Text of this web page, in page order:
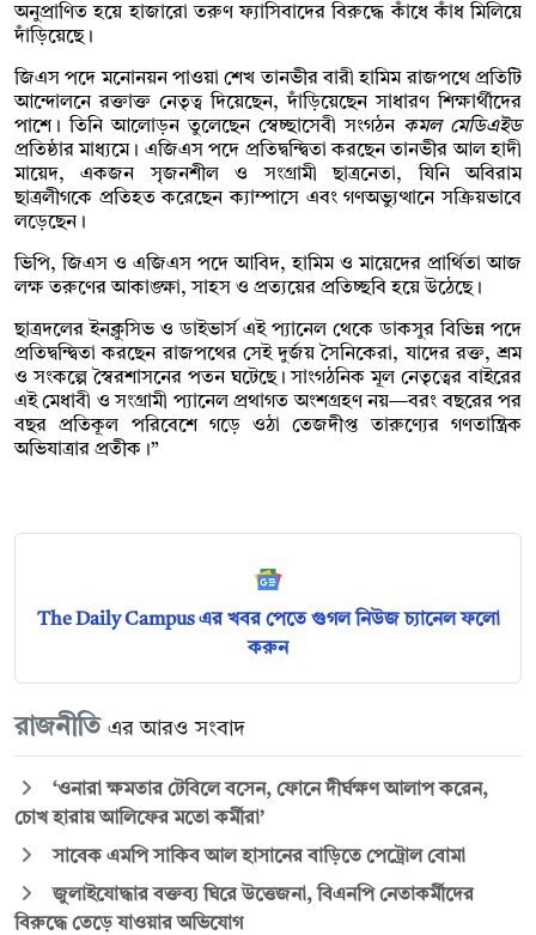
অনুপ্রাণিত হয়ে হাজারো তরুণ ফ্যাসিবাদের বিরুদ্ধে কাঁধে কাঁধ মিলিয়ে
দাঁড়িয়েছে।
জিএস পদে মনোনয়ন পাওয়া শেখ তানভীর বারী হামিম রাজপথে প্রতিটি
আন্দোলনে রক্তাক্ত নেতৃত্ব দিয়েছেন, দাঁড়িয়েছেন সাধারণ শিক্ষার্থীদের
পাশে। তিনি আলোড়ন তুলেছেন স্বেচ্ছাসেবী সংগঠন কমল মেডিএইড
প্রতিষ্ঠার মাধ্যমে। এজিএস পদে প্রতিদ্বন্দ্বিতা করছেন তানভীর আল হাদী
মায়েদ, একজন সৃজনশীল ও সংগ্রামী ছাত্রনেতা, যিনি অবিরাম
ছাত্রলীগকে প্রতিহত করেছেন ক্যাম্পাসে এবং গণঅভ্যুত্থানে সক্রিয়ভাবে
লড়েছেন।
ভিপি, জিএস ও এজিএস পদে আবিদ, হামিম ও মায়েদের প্রার্থিতা আজ
লক্ষ তরুণের আকাঙ্ক্ষা, সাহস ও প্রত্যয়ের প্রতিচ্ছবি হয়ে উঠেছে।
ছাত্রদলের ইনক্লুসিভ ও ডাইভার্স এই প্যানেল থেকে ডাকসুর বিভিন্ন পদে
প্রতিদ্বন্দ্বিতা করছেন রাজপথের সেই দুর্জয় সৈনিকেরা, যাদের রক্ত, শ্রম
ও সংকল্পে স্বৈরশাসনের পতন ঘটেছে। সাংগঠনিক মূল নেতৃত্বের বাইরের
এই মেধাবী ও সংগ্রামী প্যানেল প্রথাগত অংশগ্রহণ নয়—বরং বছরের পর
বছর প্রতিকূল পরিবেশে গড়ে ওঠা তেজদীপ্ত তারুণ্যের গণতান্ত্রিক
অভিযাত্রার প্রতীক।”
The Daily Campus এর খবর পেতে গুগল নিউজ চ্যানেল ফলো
করুন
রাজনীতি এর আরও সংবাদ
‘ওনারা ক্ষমতার টেবিলে বসেন, ফোনে দীর্ঘক্ষণ আলাপ করেন,
চোখ হারায় আলিফের মতো কর্মীরা’
সাবেক এমপি সাকিব আল হাসানের বাড়িতে পেট্রোল বোমা
জুলাইযোদ্ধার বক্তব্য ঘিরে উত্তেজনা, বিএনপি নেতাকর্মীদের
বিরুদ্ধে তেড়ে যাওয়ার অভিযোগ